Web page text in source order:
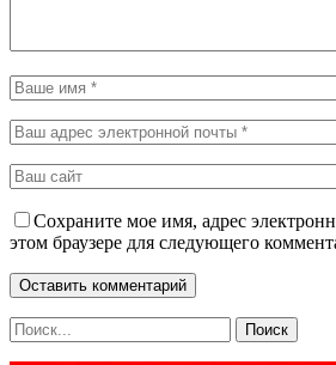
Сохраните мое имя, адрес
этом браузере для следующего